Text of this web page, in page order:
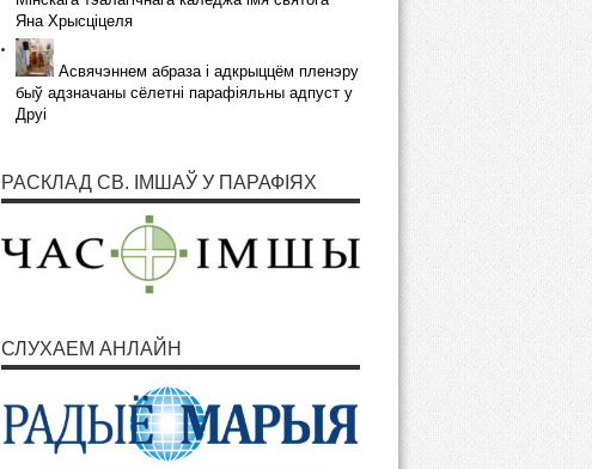
Яна Хрысціцеля
Асвячэннем абраза і адкрыццём пленэру
быў адзначаны сёлетні парафіяльны адпуст у
Друі
РАСКЛАД СВ. ІМШАЎ У ПАРАФІЯХ
СЛУХАЕМ АНЛАЙН